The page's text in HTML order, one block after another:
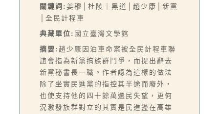
關鍵詞: 姜穆│杜陵｜黑道│趙少康│新黨
│全民計程車
典藏單位: 國立臺灣文學館
摘要: 趙少康因泊車命案被全民計程車聯
誼會指為新黨搞族群鬥爭，而提出辭去
新黨秘書長一職。作者認為這樣的做法
除了坐實民進黨的指控其半途而廢外，
也使支持他的四十餘萬選民失望，更何
況激發族群對立的其實是民進盪在高雄